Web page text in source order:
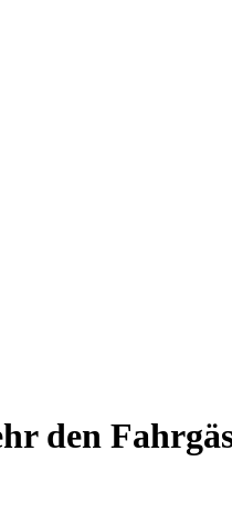
den